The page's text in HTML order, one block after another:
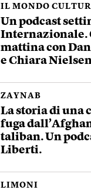
IL MONDO
Un podcast
Internazionale.
mattina con
e Chiara
ZAYNAB
La storia di una
fuga
taliban. Un
Liberti.
LIMONI